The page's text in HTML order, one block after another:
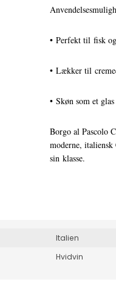
• Perfekt til fisk
• Lækker til
• Skøn som et
Borgo al Pascolo
moderne, italiensk
sin klasse.
Italien
Hvidvin